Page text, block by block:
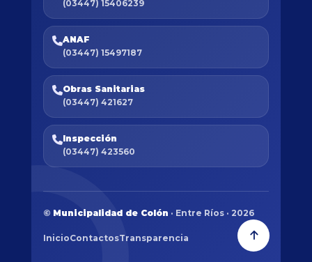
(03447) 15406239
ANAF
(03447) 15497187
Obras Sanitarias
(03447) 421627
Inspección
(03447) 423560
© Municipalidad de Colón · Entre Ríos · 2026
InicioContactosTransparencia